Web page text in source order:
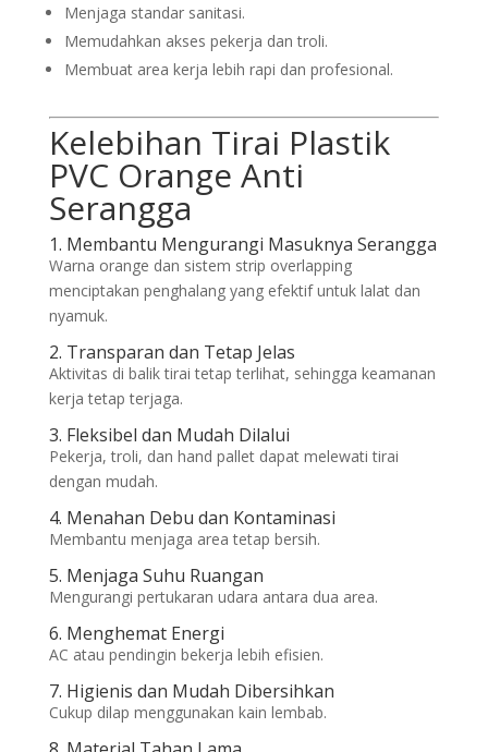
Menjaga standar sanitasi.
Memudahkan akses pekerja dan troli.
Membuat area kerja lebih rapi dan profesional.
Kelebihan Tirai Plastik
PVC Orange Anti
Serangga
1. Membantu Mengurangi Masuknya Serangga
Warna orange dan sistem strip overlapping
menciptakan penghalang yang efektif untuk lalat dan
nyamuk.
2. Transparan dan Tetap Jelas
Aktivitas di balik tirai tetap terlihat, sehingga keamanan
kerja tetap terjaga.
3. Fleksibel dan Mudah Dilalui
Pekerja, troli, dan hand pallet dapat melewati tirai
dengan mudah.
4. Menahan Debu dan Kontaminasi
Membantu menjaga area tetap bersih.
5. Menjaga Suhu Ruangan
Mengurangi pertukaran udara antara dua area.
6. Menghemat Energi
AC atau pendingin bekerja lebih efisien.
7. Higienis dan Mudah Dibersihkan
Cukup dilap menggunakan kain lembab.